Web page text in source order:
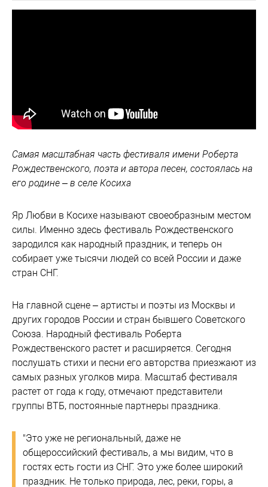
Самая масштабная часть фестиваля имени Роберта
Рождественского, поэта и автора песен, состоялась на
его родине – в селе Косиха
Яр Любви в Косихе называют своеобразным местом
силы. Именно здесь фестиваль Рождественского
зародился как народный праздник, и теперь он
собирает уже тысячи людей со всей России и даже
стран СНГ.
На главной сцене – артисты и поэты из Москвы и
других городов России и стран бывшего Советского
Союза. Народный фестиваль Роберта
Рождественского растет и расширяется. Сегодня
послушать стихи и песни его авторства приезжают из
самых разных уголков мира. Масштаб фестиваля
растет от года к году, отмечают представители
группы ВТБ, постоянные партнеры праздника.
"Это уже не региональный, даже не
общероссийский фестиваль, а мы видим, что в
гостях есть гости из СНГ. Это уже более широкий
праздник. Не только природа, лес, реки, горы, а